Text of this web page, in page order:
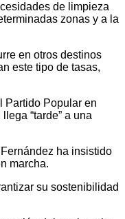
de limpieza
zonas y a la
en otros destinos
este tipo de tasas,
Partido Popular en
“tarde” a una
ha insistido
marcha.
su sostenibilidad